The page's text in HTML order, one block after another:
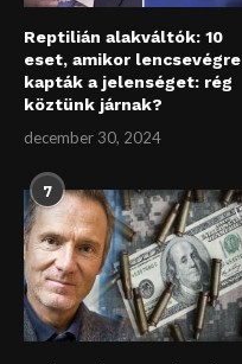
Reptilián alakváltók: 10
eset, amikor lencsevégre
kapták a jelenséget: rég
köztünk járnak?
december 30, 2024
7